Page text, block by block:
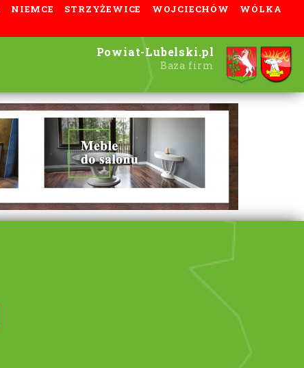
NIEMCE STRZYŻEWICE WOJCIECHÓW
WÓLKA
Powiat-Lubelski.pl
Baza firm